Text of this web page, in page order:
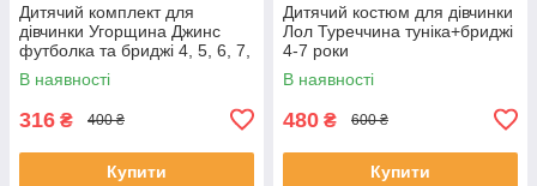
Дитячий комплект для
дівчинки Угорщина Джинс
футболка та бриджі 4, 5, 6, 7,
8 років
В наявності
316 ₴ 400 ₴
Купити
Дитячий костюм для дівчинки
Лол Туреччина туніка+бриджі
4-7 роки
В наявності
480 ₴ 600 ₴
Купити